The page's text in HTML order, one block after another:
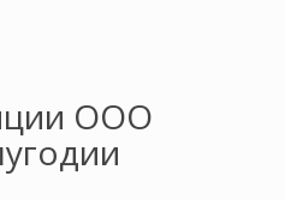
ООО